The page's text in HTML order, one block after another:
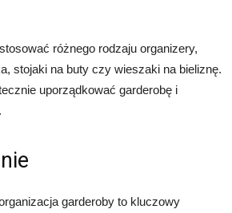
różnego rodzaju organizery,
stojaki na buty czy wieszaki na bieliznę.
uporządkować garderobę i
garderoby to kluczowy